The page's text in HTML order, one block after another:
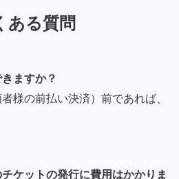
ある質問
ますか？
様の前払い決済）前であれば、
ケットの発行に費用はかかりま